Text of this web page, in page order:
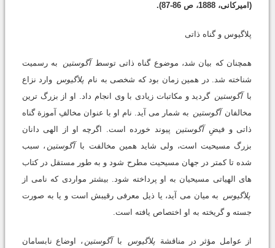
(امیرکانی، 1888، ص 86-87).
پلاگیوس و گناه ذاتی
همچنان که بیان شد، موضوع گناه ذاتی توسط آگوستین
به رسمیت
شناخته شد. در همین زمان بود که شخصی به نام پلاگیوس وارد نزاع
با آگوستین گردید و مکاتبات زیادی با وی انجام داد. او از بزرگ ترین
مخالفان آگوستین به شمار می آید. نام او با عنوان مخالفِ آموزة گناه
ذاتی و فیضِ
آگوستین
پیوند خورده است. اگرچه او از الهی دانان
بزرگ مسیحیت است، ولی شاید همین مخالفت با آگوستین ، سبب
شده تا کمتر در جهان مسیحیت مطرح شود و به طور مستقل در کتاب
های الهیاتی مسیحیان به او پرداخته شود. بیشتر مواردی که نامی از
پلاگیوس به میان می آید، یا ذیل معرفی رقیبش است و یا به صورت
جسته و گریخته به او اختصاص یافته است.
از عوامل مؤثر در مناقشة پلاگیوس با آگوستین ، اوضاع نابسامان